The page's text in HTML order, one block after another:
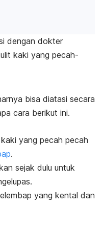
dengan dokter
kaki yang pecah-
bisa diatasi secara
cara berikut ini.
yang pecah pecah
.
sejak dulu untuk
yang kental dan